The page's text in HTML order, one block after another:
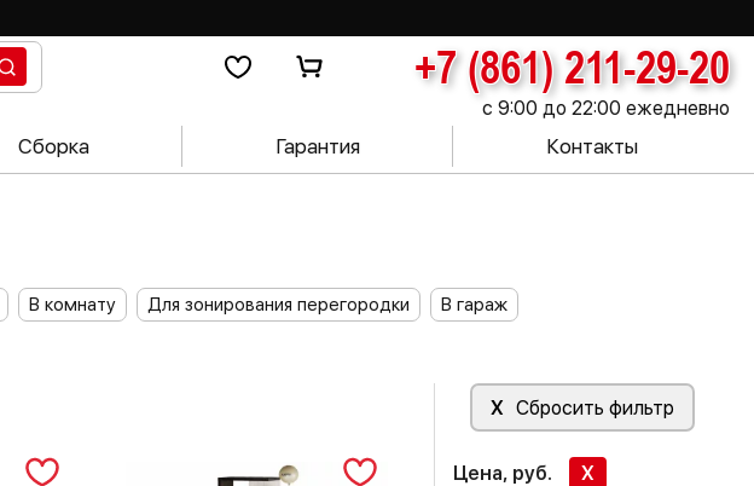
+7 (861) 211-29-20
с 9:00 до 22:00 ежедневно
Сборка Гарантия Контакты
В комнату Для зонирования перегородки
В гараж
X Сбросить фильтр
Цена, руб. X